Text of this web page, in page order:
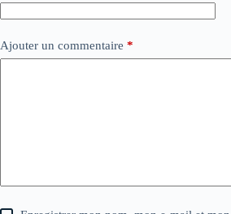
Ajouter un commentaire *